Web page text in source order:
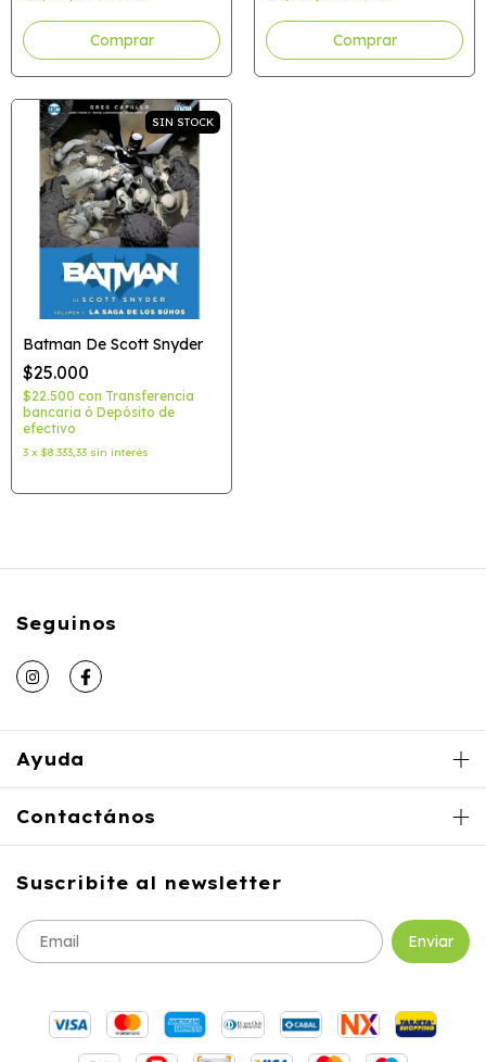
SIN STOCK
Batman De Scott Snyder
$25.000
$22.500 con Transferencia
bancaria ó Depósito de
efectivo
3 x $8.333,33 sin interés
Seguinos
Ayuda
Contactános
Suscribite al newsletter